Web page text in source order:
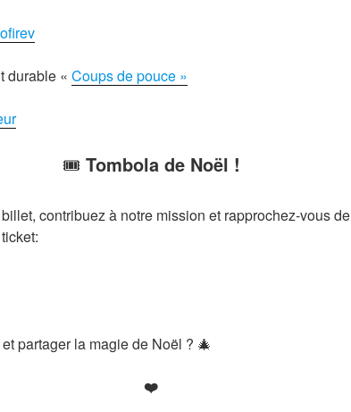
durable « Coups de pouce »
🎟️ Tombola de Noël !
contribuez à notre mission et rapprochez-vous
partager la magie de Noël ? 🎄
❤️